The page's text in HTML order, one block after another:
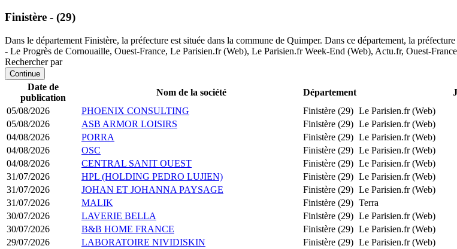
Finistère - (29)
Dans le département Finistère, la préfecture est située dans la commune de Quimper. Dans ce département, la
- Le Progrès de Cornouaille, Ouest-France, Le Parisien.fr (Web), Le Parisien.fr Week-End (Web), Actu.fr, Ouest-
Rechercher par
Continue
Date de
publication
Nom de la société Département
05/08/2026
PHOENIX CONSULTING Finistère (29) Le Parisien.fr (Web)
05/08/2026
ASB ARMOR LOISIRS Finistère (29) Le Parisien.fr (Web)
04/08/2026
PORRA Finistère (29) Le Parisien.fr (Web)
04/08/2026
OSC Finistère (29) Le Parisien.fr (Web)
04/08/2026
CENTRAL SANIT OUEST Finistère (29) Le Parisien.fr (Web)
31/07/2026
HPL (HOLDING PEDRO LUJIEN) Finistère (29) Le Parisien.fr (Web)
31/07/2026
JOHAN ET JOHANNA PAYSAGE Finistère (29) Le Parisien.fr (Web)
31/07/2026
MALIK Finistère (29) Terra
30/07/2026
LAVERIE BELLA Finistère (29) Le Parisien.fr (Web)
30/07/2026
B&B HOME FRANCE Finistère (29) Le Parisien.fr (Web)
29/07/2026
LABORATOIRE NIVIDISKIN Finistère (29) Le Parisien.fr (Web)